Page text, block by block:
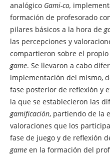
analógico Gami-co,
formación de profesorado
pilares básicos a la hora de
las percepciones y
compartieron sobre el
game. Se llevaron a cabo
implementación del mismo,
fase posterior de reflexión y
la que se establecieron las
gamificación, partiendo de la
valoraciones que los
fase de juego y de reflexión
game en la formación del